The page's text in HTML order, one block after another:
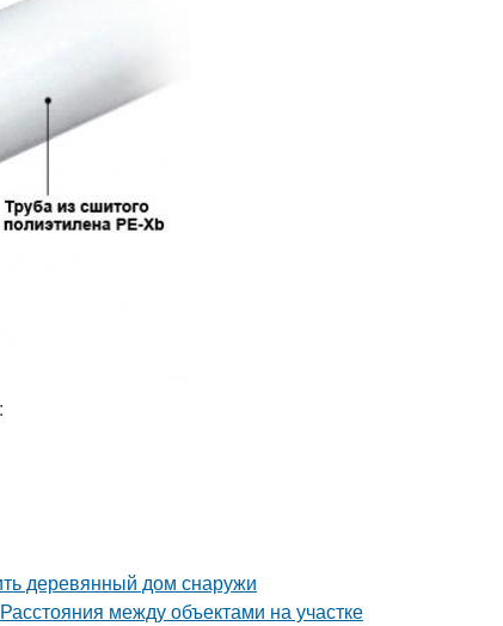
деревянный дом снаружи
между объектами на участке